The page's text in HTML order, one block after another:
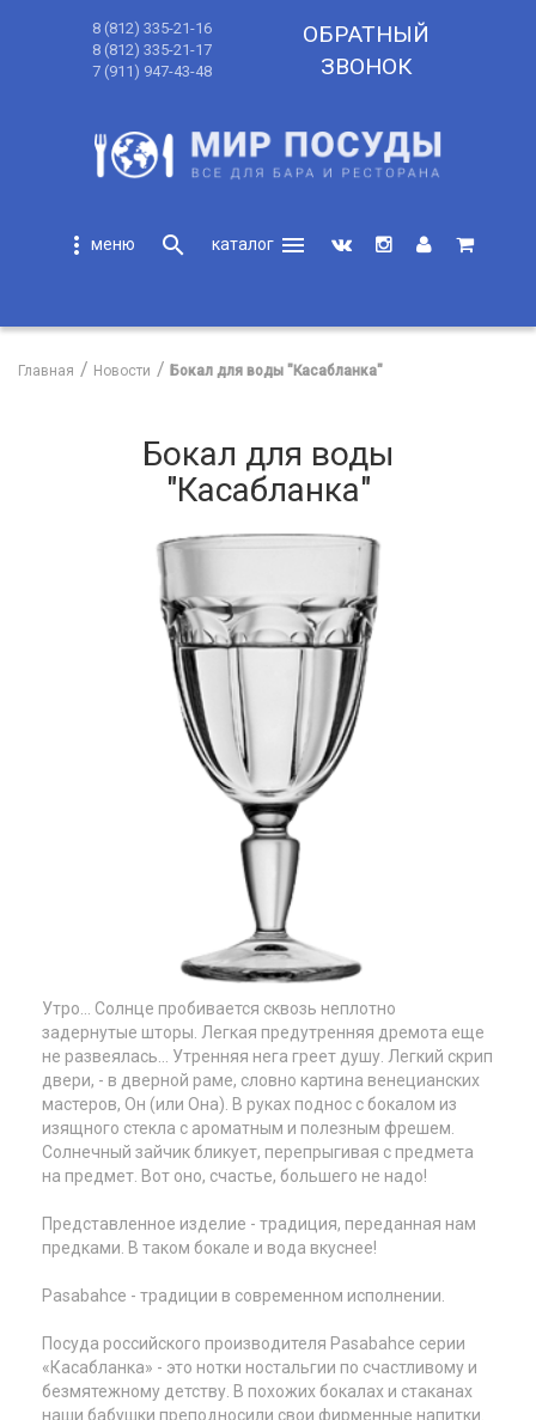
8 (812) 335-21-16
8 (812) 335-21-17
7 (911) 947-43-48
ОБРАТНЫЙ
ЗВОНОК
more_vert search
menu
Главная Новости Бокал для воды "Касабланка"
Бокал для воды
"Касабланка"
Утро… Солнце пробивается сквозь неплотно
задернутые шторы. Легкая предутренняя дремота еще
не развеялась… Утренняя нега греет душу. Легкий скрип
двери, - в дверной раме, словно картина венецианских
мастеров, Он (или Она). В руках поднос с бокалом из
изящного стекла с ароматным и полезным фрешем.
Солнечный зайчик бликует, перепрыгивая с предмета
на предмет. Вот оно, счастье, большего не надо!
Представленное изделие - традиция, переданная нам
предками. В таком бокале и вода вкуснее!
Pasabahce - традиции в современном исполнении.
Посуда российского производителя Pasabahce серии
«Касабланка» - это нотки ностальгии по счастливому и
безмятежному детству. В похожих бокалах и стаканах
наши бабушки преподносили свои фирменные напитки.